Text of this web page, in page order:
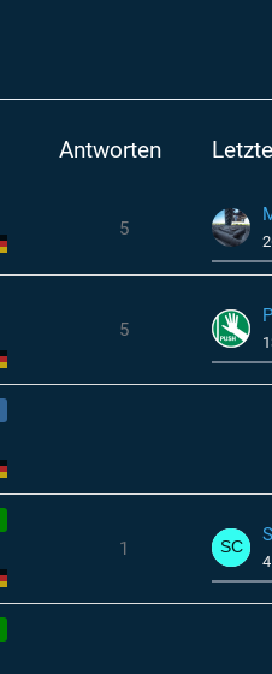
Antworten
5
5
1